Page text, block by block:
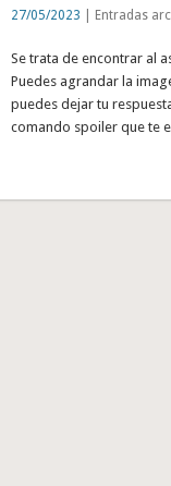
27/05/2023 | Entradas
Se trata de encontrar al
Puedes agrandar la
puedes dejar tu
comando spoiler que te